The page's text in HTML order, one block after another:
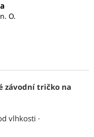
O.
závodní tričko na
vlhkosti ·